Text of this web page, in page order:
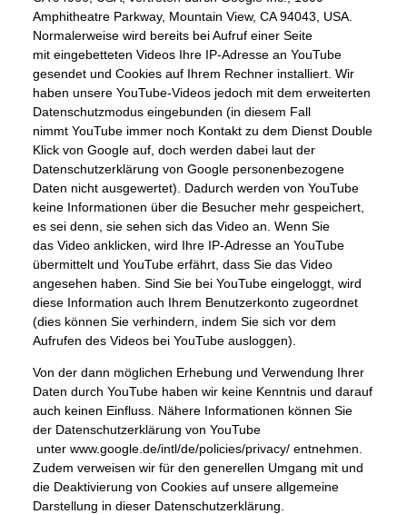
Amphitheatre Parkway, Mountain View, CA 94043, USA.
Normalerweise wird bereits bei Aufruf einer Seite
mit eingebetteten Videos Ihre IP-Adresse an YouTube
gesendet und Cookies auf Ihrem Rechner installiert. Wir
haben unsere YouTube-Videos jedoch mit dem erweiterten
Datenschutzmodus eingebunden (in diesem Fall
nimmt YouTube immer noch Kontakt zu dem Dienst Double
Klick von Google auf, doch werden dabei laut der
Datenschutzerklärung von Google personenbezogene
Daten nicht ausgewertet). Dadurch werden von YouTube
keine Informationen über die Besucher mehr gespeichert,
es sei denn, sie sehen sich das Video an. Wenn Sie
das Video anklicken, wird Ihre IP-Adresse an YouTube
übermittelt und YouTube erfährt, dass Sie das Video
angesehen haben. Sind Sie bei YouTube eingeloggt, wird
diese Information auch Ihrem Benutzerkonto zugeordnet
(dies können Sie verhindern, indem Sie sich vor dem
Aufrufen des Videos bei YouTube ausloggen).
Von der dann möglichen Erhebung und Verwendung Ihrer
Daten durch YouTube haben wir keine Kenntnis und darauf
auch keinen Einfluss. Nähere Informationen können Sie
der Datenschutzerklärung von YouTube
unter www.google.de/intl/de/policies/privacy/entnehmen.
Zudem verweisen wir für den generellen Umgang mit und
die Deaktivierung von Cookies auf unsere allgemeine
Darstellung in dieser Datenschutzerklärung.